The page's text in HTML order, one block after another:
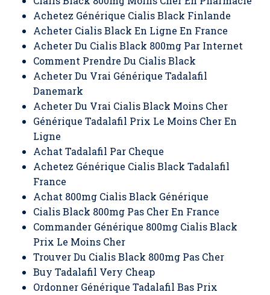
Achetez Générique Cialis Black Finlande
Acheter Cialis Black En Ligne En France
Acheter Du Cialis Black 800mg Par Internet
Comment Prendre Du Cialis Black
Acheter Du Vrai Générique Tadalafil
Danemark
Acheter Du Vrai Cialis Black Moins Cher
Générique Tadalafil Prix Le Moins Cher En
Ligne
Achat Tadalafil Par Cheque
Achetez Générique Cialis Black Tadalafil
France
Achat 800mg Cialis Black Générique
Cialis Black 800mg Pas Cher En France
Commander Générique 800mg Cialis Black
Prix Le Moins Cher
Trouver Du Cialis Black 800mg Pas Cher
Buy Tadalafil Very Cheap
Ordonner Générique Tadalafil Bas Prix